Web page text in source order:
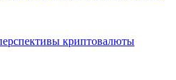
криптовалюты